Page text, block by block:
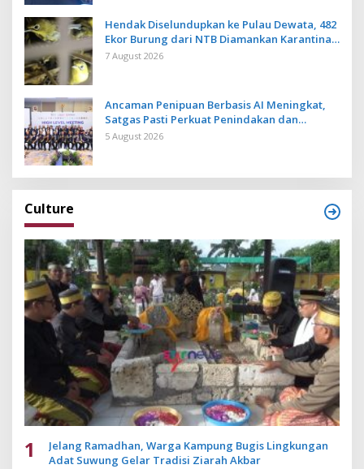
Hendak Diselundupkan ke Pulau Dewata, 482
Ekor Burung dari NTB Diamankan Karantina
Bali
7 August 2026
Ancaman Penipuan Berbasis AI Meningkat,
Satgas Pasti Perkuat Penindakan dan
Pengembangan Aplikasi Anti Penipuan
5 August 2026
Culture
1
Jelang Ramadhan, Warga Kampung Bugis Lingkungan
Adat Suwung Gelar Tradisi Ziarah Akbar